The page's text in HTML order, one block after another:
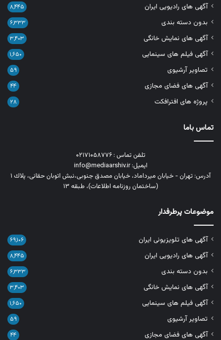
آگهی های رادیویی ایران ۸,۴۴۵
بدون دسته بندی ۶,۳۳۳
آگهی های نمایش خانگی ۳,۴۰۳
آگهی فیلم های سینمایی ۱,۶۵۰
تصاویر آرشیوی ۵۹
آگهی های فضای مجازی ۴۴
پروژه های افترافکت ۲۸
تماس باما
تلفن تماس : ۰۲۱۷۱۰۵۸۷۷۶
ایمیل: info@mediaarshiv.ir
آدرس: تهران - خیابان میرداماد، خیابان مصدق جنوبی،نبش اتوبان حقانی، پلاك ١
(ساختمان روزنامه اطلاعات)، طبقه ۱۳
موضوعات پرطرفدار
آگهی های تلویزیونی ایران ۶۹,۱۰۶
آگهی های رادیویی ایران ۸,۴۴۵
بدون دسته بندی ۶,۳۳۳
آگهی های نمایش خانگی ۳,۴۰۳
آگهی فیلم های سینمایی ۱,۶۵۰
تصاویر آرشیوی ۵۹
آگهی های فضای مجازی ۴۴